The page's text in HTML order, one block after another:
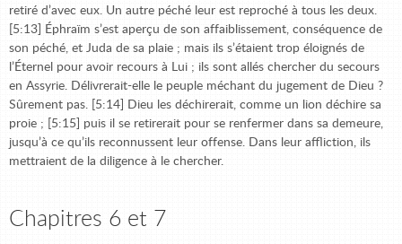
retiré d’avec eux. Un autre péché leur est reproché à tous les deux.
[5:13] Éphraïm s’est aperçu de son affaiblissement, conséquence de
son péché, et Juda de sa plaie ; mais ils s’étaient trop éloignés de
l’Éternel pour avoir recours à Lui ; ils sont allés chercher du secours
en Assyrie. Délivrerait-elle le peuple méchant du jugement de Dieu ?
Sûrement pas. [5:14] Dieu les déchirerait, comme un lion déchire sa
proie ; [5:15] puis il se retirerait pour se renfermer dans sa demeure,
jusqu’à ce qu’ils reconnussent leur offense. Dans leur affliction, ils
mettraient de la diligence à le chercher.
Chapitres 6 et 7